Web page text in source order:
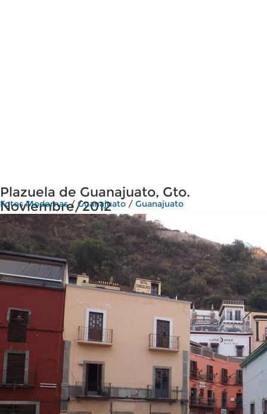
Plazuela de Guanajuato, Gto.
Noviembre/2012
Fotos Modernas/ Guanajuato / Guanajuato